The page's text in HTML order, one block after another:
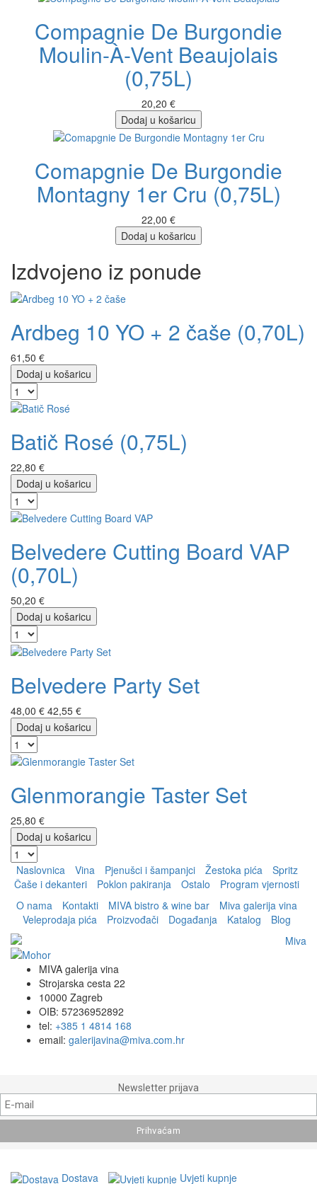
Compagnie De Burgondie
Moulin-À-Vent Beaujolais
(0,75L)
20,20 €
Dodaj u košaricu
Comapgnie De Burgondie
Montagny 1er Cru (0,75L)
22,00 €
Dodaj u košaricu
Izdvojeno iz ponude
Ardbeg 10 YO + 2 čaše (0,70L)
61,50 €
Dodaj u košaricu
Batič Rosé (0,75L)
22,80 €
Dodaj u košaricu
Belvedere Cutting Board VAP
(0,70L)
50,20 €
Dodaj u košaricu
Belvedere Party Set
48,00 € 42,55 €
Dodaj u košaricu
Glenmorangie Taster Set
25,80 €
Dodaj u košaricu
Naslovnica Vina Pjenušci i šampanjci Žestoka pića
Spritz
Čaše i dekanteri
Poklon pakiranja Ostalo
Program vjernosti
O nama
Kontakti MIVA bistro & wine bar
Miva galerija vina
Veleprodaja pića
Proizvođači Događanja Katalog Blog
MIVA galerija vina
Strojarska cesta 22
10000 Zagreb
OIB: 57236952892
tel: +385 1 4814 168
email: galerijavina@miva.com.hr
Newsletter prijava
Dostava Uvjeti kupnje